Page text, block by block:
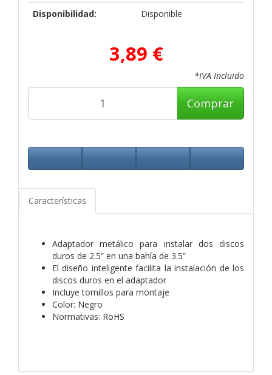
Disponibilidad:
Disponible
3,89 €
*IVA Incluido
Comprar
Características
Adaptador metálico para instalar dos discos
duros de 2.5” en una bahía de 3.5”
El diseño inteligente facilita la instalación de los
discos duros en el adaptador
Incluye tornillos para montaje
Color: Negro
Normativas: RoHS